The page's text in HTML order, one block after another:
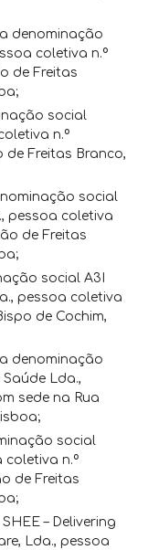
denominação
coletiva n.º
de Freitas
social
n.º
de Freitas Branco,
social
pessoa coletiva
de Freitas
social A3I
pessoa coletiva
de Cochim,
denominação
Lda.,
sede na Rua
social
coletiva n.º
de Freitas
– Delivering
Lda., pessoa